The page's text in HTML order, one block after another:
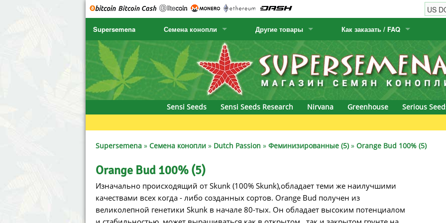
Supersemena Семена конопли
SENSI SEEDS
SENSI SEEDS RESEARCH
NIRVANA
SERIOUS SEEDS
SPLIFF SEEDS
Ace Seeds
Anaconda Seeds
CBD Crew
Chronic & Caviar
Delicious Seeds
Dr. Underground Seeds
Dutch Passion
Empire Seeds
Exotic Seeds
Humboldt Seed Company
Humboldt Seeds
Hyp3rids
krauTHCollective
La Semilla Automatica
Positronics
Prana Medical
Pyramid Seeds
Ripper Seeds
Samsara Seeds
Seedsman
Другие товары
Семена кактусов
Канарские растения
Как заказать / FAQ
Как заказать
Виды / цены доставки
Sensi Seeds
Sensi Seeds Research Nirvana Greenhouse Serious
Supersemena » Семена конопли » Dutch Passion » Феминизированные (5)» Orange Bud 100% (5)
Orange Bud 100% (5)
Изначально происходящий от Skunk (100% Skunk),обладает теми же наилучшими
качествами всех когда - либо созданных сортов. Orange Bud получен из
великолепной генетики Skunk в начале 80-тых. Он обладает высоким потенциалом